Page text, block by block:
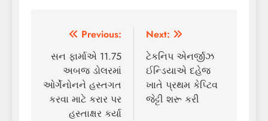
Post
navigation
Previous:
સન ફાર્માએ 11.75
અબજ ડોલરમાં
ઓર્ગેનોનને હસ્તગત
કરવા માટે કરાર પર
હસ્તાક્ષર કર્યા
Next:
ટેકનિપ એનર્જીઝ
ઈન્ડિયાએ દહેજ
ખાતે પ્રથમ કેપ્ટિવ
જેટ્ટી શરૂ કરી